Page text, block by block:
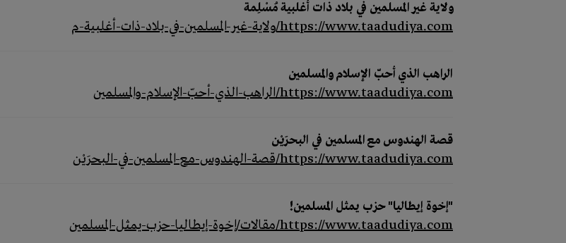
ولاية غير المسلمين في بلاد ذات أغلبية مُسْلِمة
https://www.taadudiya.com/ولاية-غير-المسلمين-في-بلاد-ذات-أغلبية-م
الراهب الذي أحبّ الإسلام والمسلمين
https://www.taadudiya.com/الراهب-الذي-أحبّ-الإسلام-والمسلمين
قصة الهندوس مع المسلمين في البحرَيْن
https://www.taadudiya.com/قصة-الهندوس-مع-المسلمين-في-البحرَيْن
"إخوة إيطاليا" حزب يمثل المسلمين!
https://www.taadudiya.com/مقالات/إخوة-إيطاليا-حزب-يمثل-المسلمين